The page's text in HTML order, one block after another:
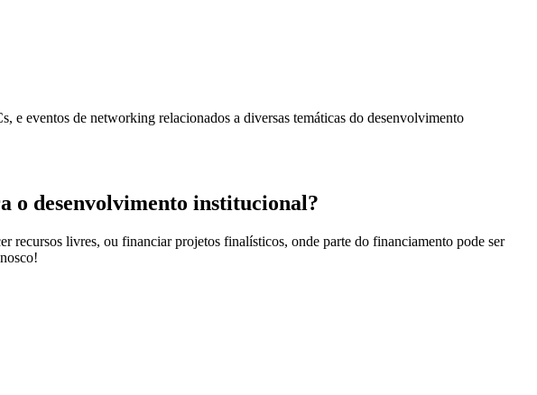
e eventos de networking relacionados a diversas temáticas do desenvolvimento
o desenvolvimento institucional?
recursos livres, ou financiar projetos finalísticos, onde parte do financiamento pode ser